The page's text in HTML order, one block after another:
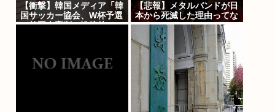
【衝撃】韓国メディア「韓
国サッカー協会、W杯予選
で外国人審判に性接待」
【悲報】メタルバンドが日
本から死滅した理由ってな
に？